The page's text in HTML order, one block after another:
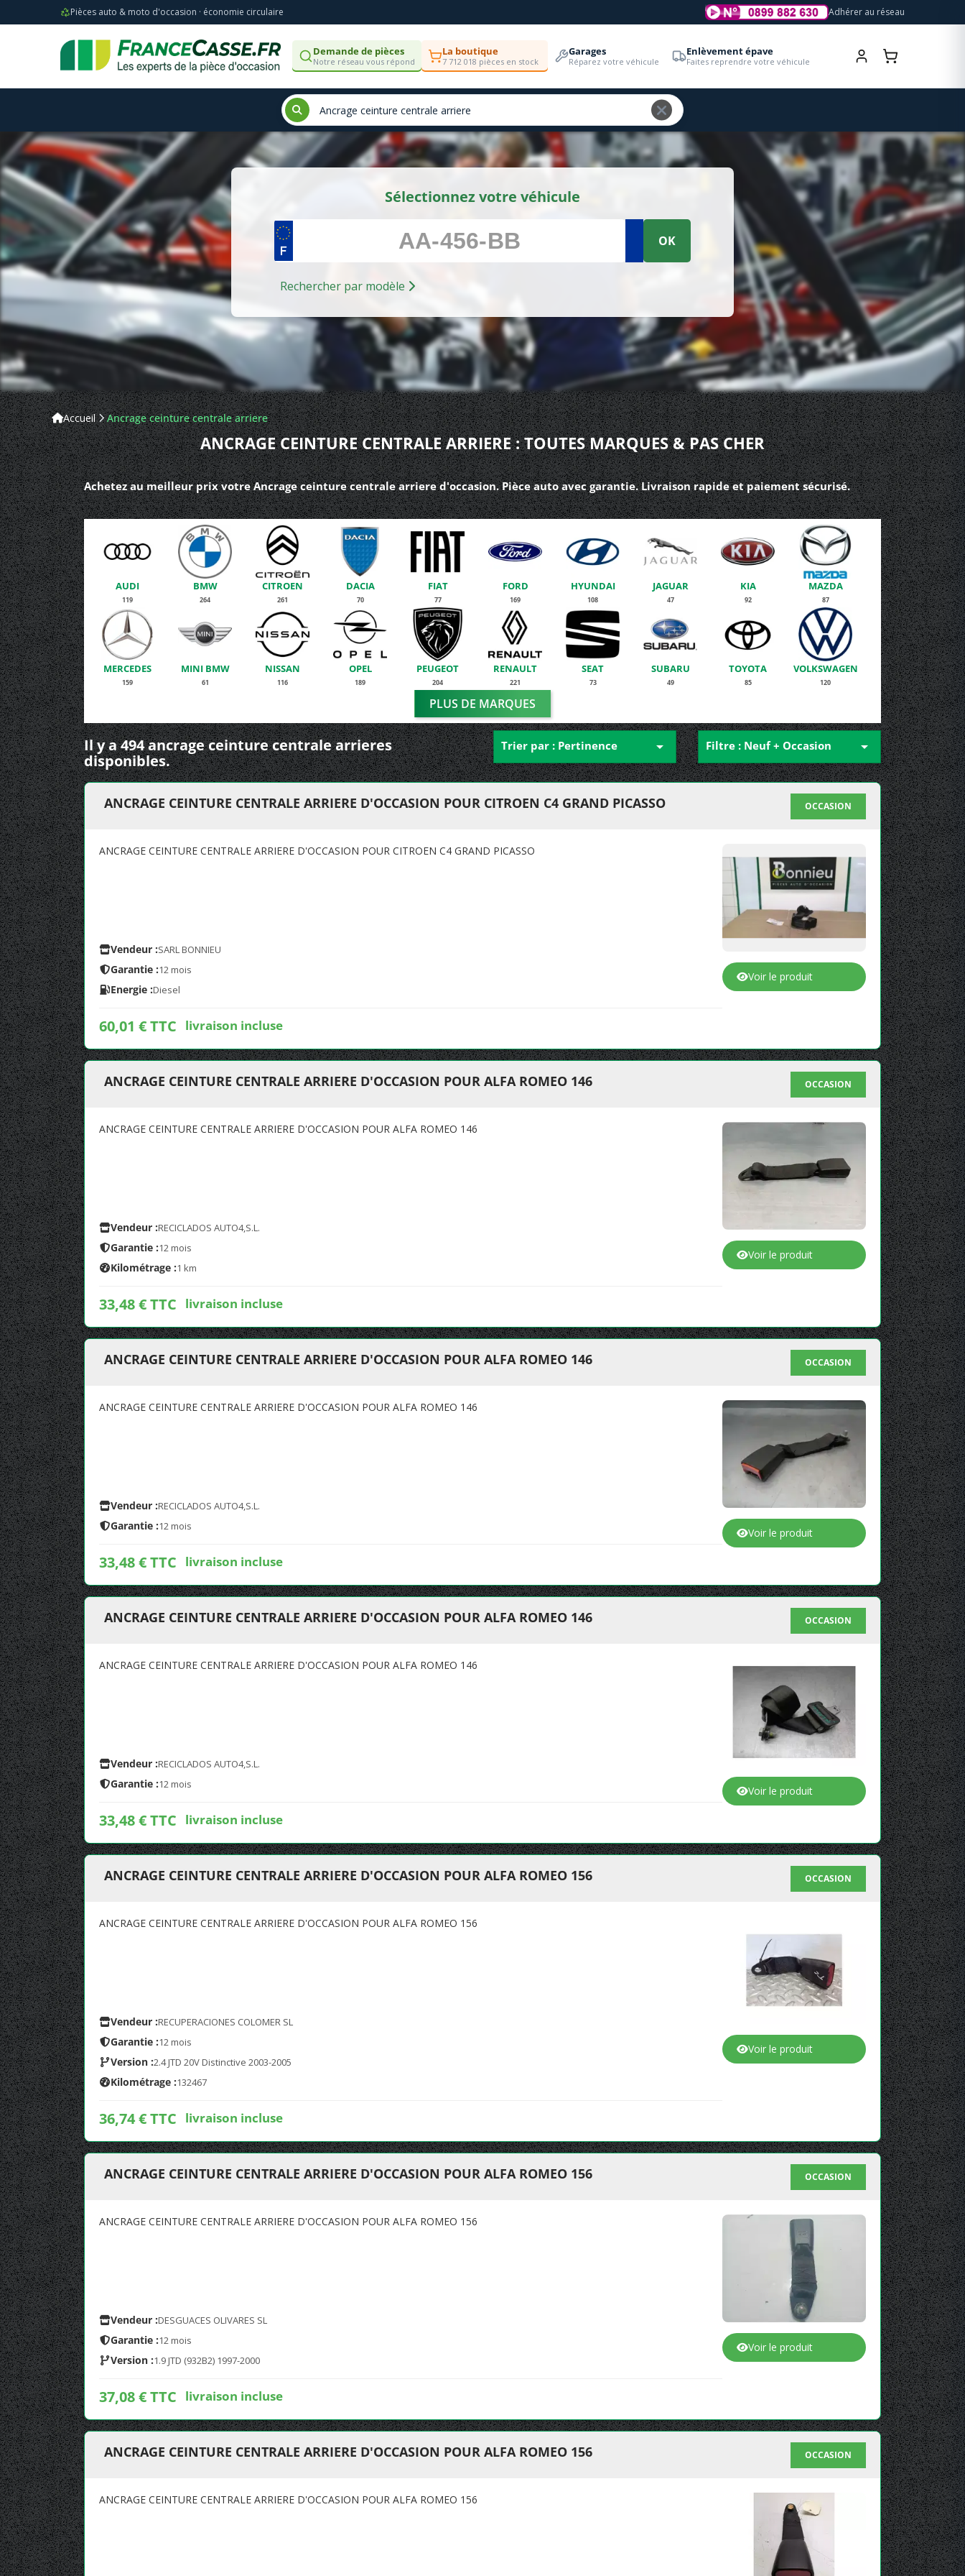
Pièces auto & moto d'occasion · économie circulaire Adhérer au réseau
Demande de pièces
Notre réseau vous répond
La boutique
7 712 018 pièces en stock
Garages
Réparez votre véhicule
Enlèvement épave
Faites reprendre votre véhicule
Sélectionnez votre véhicule
OK
Rechercher par modèle
Accueil Ancrage ceinture centrale arriere
ANCRAGE CEINTURE CENTRALE ARRIERE : TOUTES MARQUES & PAS CHER
Achetez au meilleur prix votre Ancrage ceinture centrale arriere d'occasion. Pièce auto avec garantie. Livraison rapide et paiement sécurisé.
AUDI
119
BMW
264
CITROEN
261
DACIA
70
FIAT
77
FORD
169
HYUNDAI
108
JAGUAR
47
KIA
92
MAZDA
87
MERCEDES
159
MINI BMW
61
NISSAN
116
OPEL
189
PEUGEOT
204
RENAULT
221
SEAT
73
SUBARU
49
TOYOTA
85
VOLKSWAGEN
120
PLUS DE MARQUES
Il y a 494 ancrage ceinture centrale arrieres
disponibles.
Trier par : Pertinence  Filtre : Neuf + Occasion 
ANCRAGE CEINTURE CENTRALE ARRIERE D'OCCASION POUR CITROEN C4 GRAND PICASSO OCCASION
ANCRAGE CEINTURE CENTRALE ARRIERE D'OCCASION POUR CITROEN C4 GRAND PICASSO
Vendeur :SARL BONNIEU
Garantie :12 mois
Energie :Diesel
60,01 € TTC livraison incluse
Voir le produit
ANCRAGE CEINTURE CENTRALE ARRIERE D'OCCASION POUR ALFA ROMEO 146 OCCASION
ANCRAGE CEINTURE CENTRALE ARRIERE D'OCCASION POUR ALFA ROMEO 146
Vendeur :RECICLADOS AUTO4,S.L.
Garantie :12 mois
Kilométrage :1 km
33,48 € TTC livraison incluse
Voir le produit
ANCRAGE CEINTURE CENTRALE ARRIERE D'OCCASION POUR ALFA ROMEO 146 OCCASION
ANCRAGE CEINTURE CENTRALE ARRIERE D'OCCASION POUR ALFA ROMEO 146
Vendeur :RECICLADOS AUTO4,S.L.
Garantie :12 mois
33,48 € TTC livraison incluse
Voir le produit
ANCRAGE CEINTURE CENTRALE ARRIERE D'OCCASION POUR ALFA ROMEO 146 OCCASION
ANCRAGE CEINTURE CENTRALE ARRIERE D'OCCASION POUR ALFA ROMEO 146
Vendeur :RECICLADOS AUTO4,S.L.
Garantie :12 mois
33,48 € TTC livraison incluse
Voir le produit
ANCRAGE CEINTURE CENTRALE ARRIERE D'OCCASION POUR ALFA ROMEO 156 OCCASION
ANCRAGE CEINTURE CENTRALE ARRIERE D'OCCASION POUR ALFA ROMEO 156
Vendeur :RECUPERACIONES COLOMER SL
Garantie :12 mois
Version :2.4 JTD 20V Distinctive 2003-2005
Kilométrage :132467
36,74 € TTC livraison incluse
Voir le produit
ANCRAGE CEINTURE CENTRALE ARRIERE D'OCCASION POUR ALFA ROMEO 156 OCCASION
ANCRAGE CEINTURE CENTRALE ARRIERE D'OCCASION POUR ALFA ROMEO 156
Vendeur :DESGUACES OLIVARES SL
Garantie :12 mois
Version :1.9 JTD (932B2) 1997-2000
37,08 € TTC livraison incluse
Voir le produit
ANCRAGE CEINTURE CENTRALE ARRIERE D'OCCASION POUR ALFA ROMEO 156 OCCASION
ANCRAGE CEINTURE CENTRALE ARRIERE D'OCCASION POUR ALFA ROMEO 156